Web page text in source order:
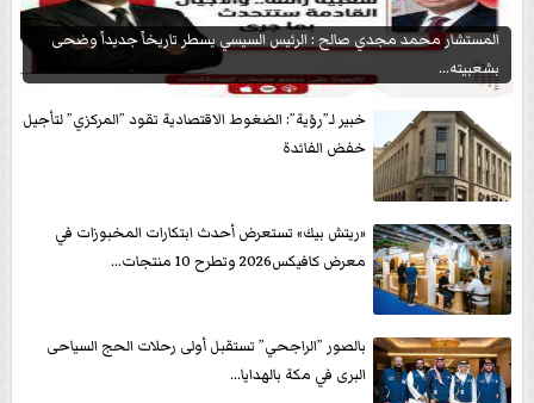
المستشار محمد مجدي صالح : الرئيس السيسي يسطر تاريخاً جديداً وضحى
بشعبيته...
خبير لـ”رؤية”: الضغوط الاقتصادية تقود ”المركزي” لتأجيل
خفض الفائدة
«ريتش بيك» تستعرض أحدث ابتكارات المخبوزات في
معرض كافيكس2026 وتطرح 10 منتجات...
بالصور ”الراجحي” تستقبل أولى رحلات الحج السياحى
البرى في مكة بالهدايا...